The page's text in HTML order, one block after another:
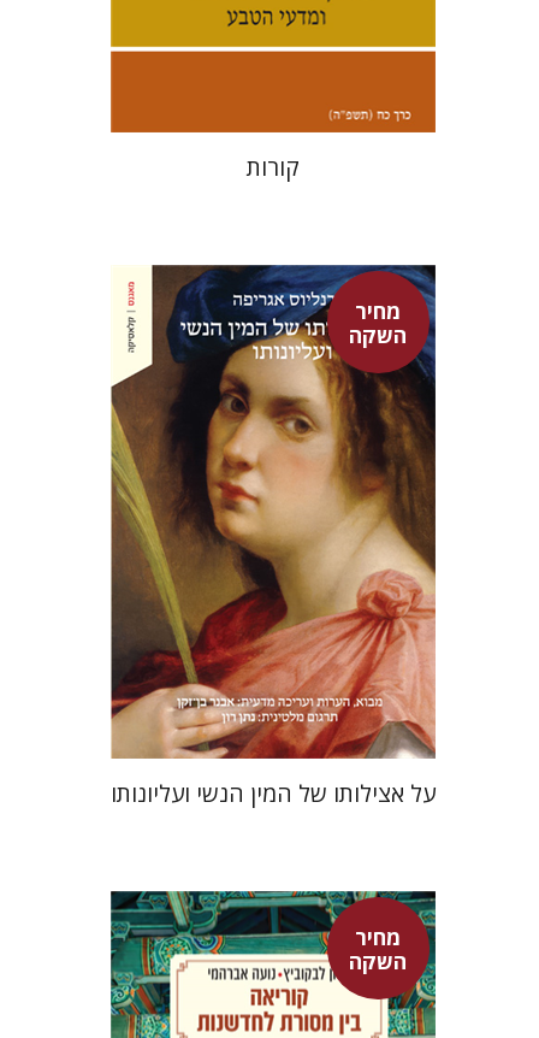
הנחת אתר ספר מודפס
$42
$38
קורות
מחיר
השקה
היינריך קורנליוס אגריפה
אבנר בן-זקן
נתן רון
מחיר השקה
$31
$22
על אצילותו של המין הנשי ועליונותו
מחיר
השקה
אלון לבקוביץ נועה אברהמי